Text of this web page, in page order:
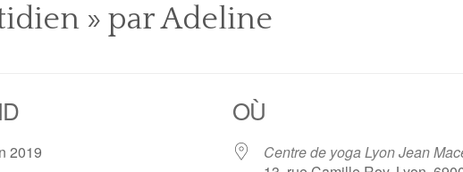
» par Adeline
2019
OÙ
Centre de yoga Lyon Jean